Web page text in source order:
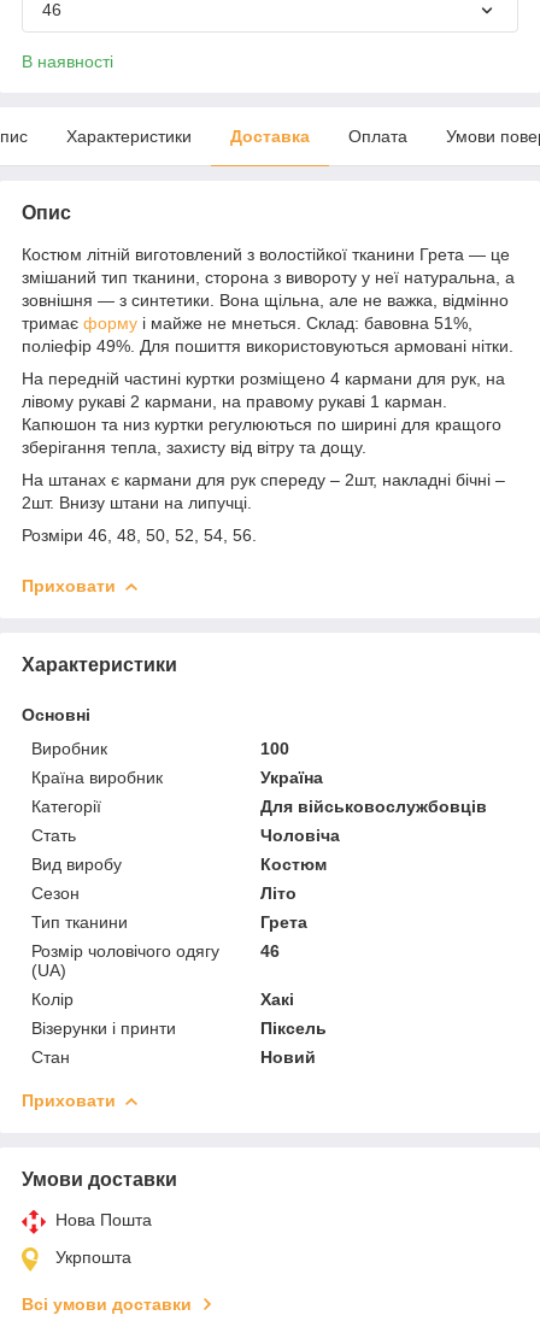
46
В наявності
Характеристики Доставка Оплата Умови
Опис
Костюм літній виготовлений з волостійкої тканини Грета — це
змішаний тип тканини, сторона з вивороту у неї натуральна, а
зовнішня — з синтетики. Вона щільна, але не важка, відмінно
тримає форму і майже не мнеться. Склад: бавовна 51%,
поліефір 49%. Для пошиття використовуються армовані нітки.
На передній частині куртки розміщено 4 кармани для рук, на
лівому рукаві 2 кармани, на правому рукаві 1 карман.
Капюшон та низ куртки регулюються по ширині для кращого
зберігання тепла, захисту від вітру та дощу.
На штанах є кармани для рук спереду – 2шт, накладні бічні –
2шт. Внизу штани на липучці.
Розміри 46, 48, 50, 52, 54, 56.
Приховати
Характеристики
Основні
Виробник
100
Країна виробник
Україна
Категорії
Для військовослужбовців
Стать
Чоловіча
Вид виробу
Костюм
Сезон
Літо
Тип тканини
Грета
Розмір чоловічого одягу
(UA)
46
Колір
Хакі
Візерунки і принти
Піксель
Стан
Новий
Приховати
Умови доставки
Нова Пошта
Укрпошта
Всі умови доставки